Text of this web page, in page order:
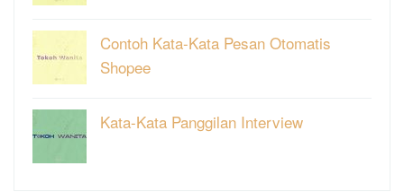
Contoh Kata-Kata Pesan Otomatis
Shopee
Kata-Kata Panggilan Interview